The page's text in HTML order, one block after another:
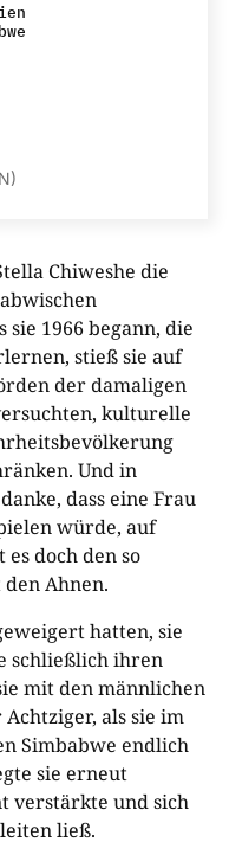
Chiweshe die
sie 1966 begann, die
stieß sie auf
der damaligen
kulturelle
Und in
dass eine Frau
würde, auf
doch den so
Ahnen.
hatten, sie
schließlich ihren
mit den männlichen
als sie im
Simbabwe endlich
sie erneut
verstärkte und sich
ließ.